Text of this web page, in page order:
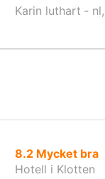
Karin luthart ‐
8.2 av
10,
Mycket bra
Hotell i Klotten